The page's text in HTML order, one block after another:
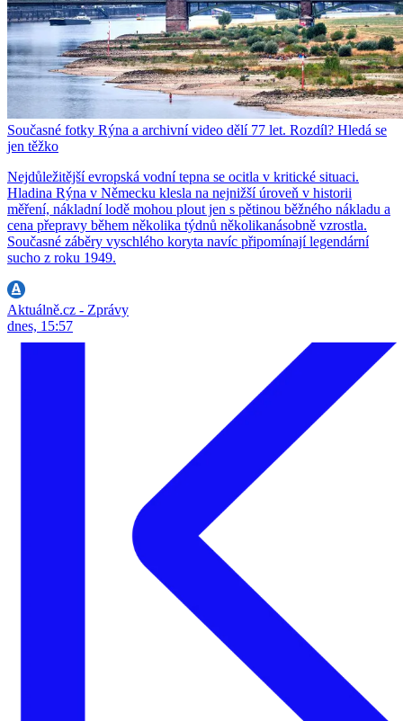
Současné fotky Rýna a archivní video dělí 77 let. Rozdíl? Hledá se
jen těžko
Nejdůležitější evropská vodní tepna se ocitla v kritické situaci.
Hladina Rýna v Německu klesla na nejnižší úroveň v historii
měření, nákladní lodě mohou plout jen s pětinou běžného nákladu a
cena přepravy během několika týdnů několikanásobně vzrostla.
Současné záběry vyschlého koryta navíc připomínají legendární
sucho z roku 1949.
Aktuálně.cz - Zprávy
dnes, 15:57